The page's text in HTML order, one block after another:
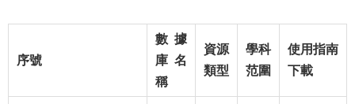
序號
數據
庫名
稱
資源
類型
學科
范圍
使用指南
下載